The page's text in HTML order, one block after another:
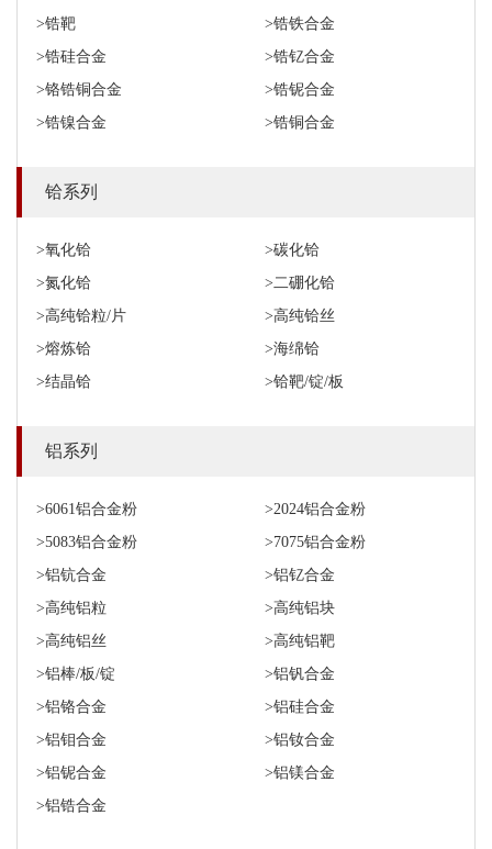
>锆靶
>锆铁合金
>锆硅合金
>锆钇合金
>铬锆铜合金
>锆铌合金
>锆镍合金
>锆铜合金
铪系列
>氧化铪
>碳化铪
>氮化铪
>二硼化铪
>高纯铪粒/片
>高纯铪丝
>熔炼铪
>海绵铪
>结晶铪
>铪靶/锭/板
铝系列
>6061铝合金粉
>2024铝合金粉
>5083铝合金粉
>7075铝合金粉
>铝钪合金
>铝钇合金
>高纯铝粒
>高纯铝块
>高纯铝丝
>高纯铝靶
>铝棒/板/锭
>铝钒合金
>铝铬合金
>铝硅合金
>铝钼合金
>铝钕合金
>铝铌合金
>铝镁合金
>铝锆合金